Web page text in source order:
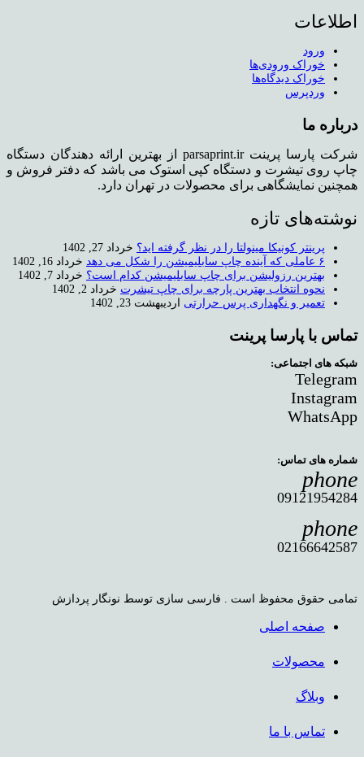
اطلاعات
ورود
خوراک ورودی‌ها
خوراک دیدگاه‌ها
وردپرس
درباره ما
شرکت پارسا پرینت parsaprint.ir از بهترین ارائه دهندگان دستگاه
چاپ روی تیشرت و دستگاه کپی استوک می باشد که دفتر فروش و
همچنین نمایشگاهی برای محصولات در تهران دارد.
نوشته‌های تازه
پرینتر کونیکا مینولتا را در نظر گرفته اید؟ خرداد 27, 1402
۶ عاملی که آینده چاپ سابلیمیشن را شکل می دهد
خرداد 16, 1402
بهترین رزولیشن برای چاپ سابلیمیشن کدام است؟ خرداد 7, 1402
نحوه انتخاب بهترین پارچه برای چاپ تیشرت خرداد 2, 1402
تعمیر و نگهداری پرس حرارتی اردیبهشت 23, 1402
تماس با پارسا پرینت
شبکه های اجتماعی:
Telegram
Instagram
WhatsApp
شماره های تماس:
phone
09121954284
phone
02166642587
تمامی حقوق محفوظ است . فارسی سازی توسط نونگار پردازش
صفحه اصلی
محصولات
وبلاگ
تماس با ما